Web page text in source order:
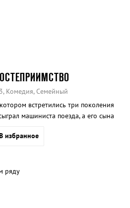
Комедия, Семейный
встретились три поколения
машиниста поезда, а его сына
избранное